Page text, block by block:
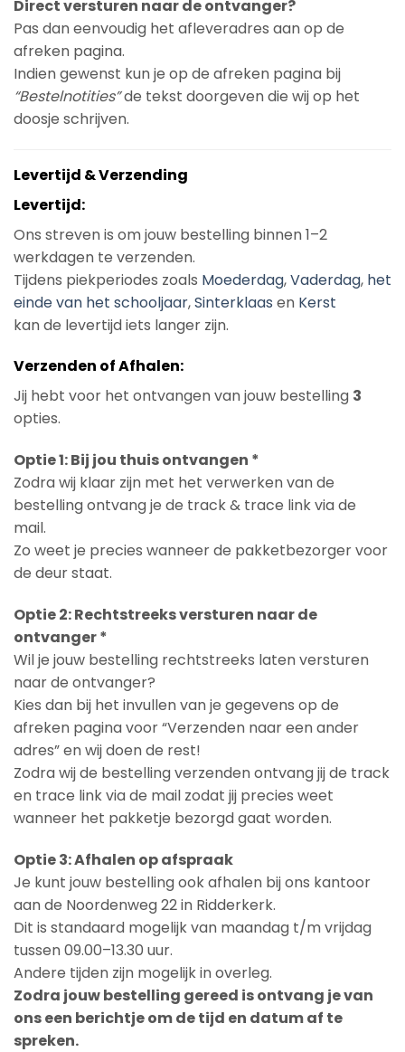
Direct versturen naar de ontvanger?
Pas dan eenvoudig het afleveradres aan op de
afreken pagina.
Indien gewenst kun je op de afreken pagina bij
“Bestelnotities”de tekst doorgeven die wij op het
doosje schrijven.
Levertijd & Verzending
Levertijd:
Ons streven is om jouw bestelling binnen 1–2
werkdagen te verzenden.
Tijdens piekperiodes zoals Moederdag,Vaderdag, het
einde van het schooljaar,Sinterklaas en Kerst
kan de levertijd iets langer zijn.
Verzenden of Afhalen:
Jij hebt voor het ontvangen van jouw bestelling 3
opties.
Optie 1: Bij jou thuis ontvangen *
Zodra wij klaar zijn met het verwerken van de
bestelling ontvang je de track & trace link via de
mail.
Zo weet je precies wanneer de pakketbezorger voor
de deur staat.
Optie 2: Rechtstreeks versturen naar de
ontvanger *
Wil je jouw bestelling rechtstreeks laten versturen
naar de ontvanger?
Kies dan bij het invullen van je gegevens op de
afreken pagina voor “Verzenden naar een ander
adres” en wij doen de rest!
Zodra wij de bestelling verzenden ontvang jij de track
en trace link via de mail zodat jij precies weet
wanneer het pakketje bezorgd gaat worden.
Optie 3: Afhalen op afspraak
Je kunt jouw bestelling ook afhalen bij ons kantoor
aan de Noordenweg 22 in Ridderkerk.
Dit is standaard mogelijk van maandag t/m vrijdag
tussen 09.00–13.30 uur.
Andere tijden zijn mogelijk in overleg.
Zodra jouw bestelling gereed is ontvang je van
ons een berichtje om de tijd en datum af te
spreken.